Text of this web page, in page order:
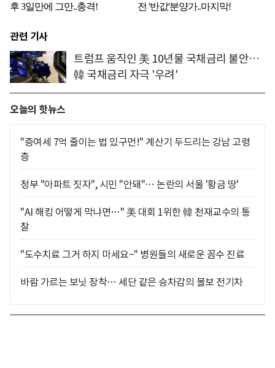
관련 기사
트럼프 움직인 美 10년물 국채금리 불안…
韓 국채금리 자극 '우려'
오늘의 핫뉴스
"증여세 7억 줄이는 법 있구먼!" 계산기 두드리는 강남 고령
층
정부 "아파트 짓자", 시민 "안돼"… 논란의 서울 '황금 땅'
"AI 해킹 어떻게 막냐면…" 美 대회 1위한 韓 천재교수의 통
찰
"도수치료 그거 하지 마세요~" 병원들의 새로운 꼼수 진료
바람 가르는 보닛 장착… 세단 같은 승차감의 볼보 전기차